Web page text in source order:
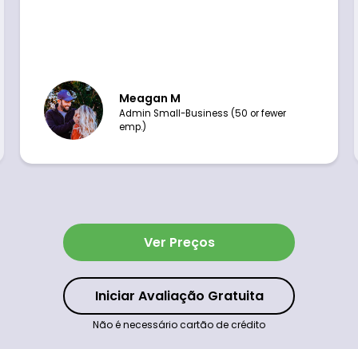
Meagan M
Admin Small-Business (50 or fewer
emp.)
Iniciar Avaliação Gratuita
Não é necessário cartão de crédito
Ver Preços